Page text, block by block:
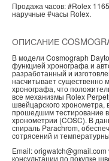
Продажа часов:#Rolex
наручные #часы Rolex.
ОПИСАНИЕ
В модели Cosmograph
функцией хронографа и
разработанный и
насчитывает существенно
хронографа, что
все механизмы Rolex
швейцарского
прошедшим тестирование
хронометрии (COSC). В
спираль Parachrom,
сотрясений и
Email:
консультации по покупке